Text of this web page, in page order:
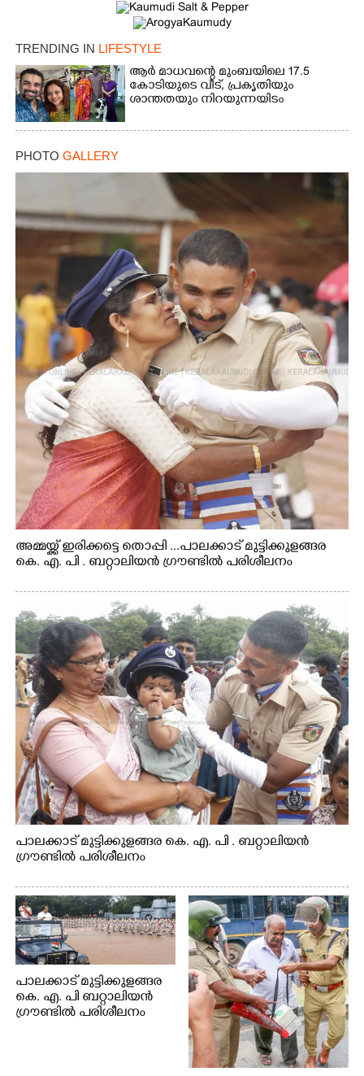
TRENDING IN LIFESTYLE
ആർ മാധവന്റെ മുംബയിലെ 17.5
കോടിയുടെ വീട്,​ പ്രകൃതിയും
ശാന്തതയും നിറയുന്നയിടം
PHOTO GALLERY
അമ്മയ്ക്ക് ഇരിക്കട്ടെ തൊപ്പി ...പാലക്കാട് മുട്ടിക്കുളങ്ങര
കെ. എ. പി . ബറ്റാലിയൻ ഗ്രൗണ്ടിൽ പരിശീലനം
പാലക്കാട് മുട്ടിക്കുളങ്ങര കെ. എ. പി . ബറ്റാലിയൻ
ഗ്രൗണ്ടിൽ പരിശീലനം
പാലക്കാട് മുട്ടിക്കുളങ്ങര
കെ. എ. പി ബറ്റാലിയൻ
ഗ്രൗണ്ടിൽ പരിശീലനം